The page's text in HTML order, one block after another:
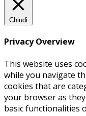
Chiudi
Privacy Overview
This website uses
while you navigate
cookies that are
your browser as
basic functionalities